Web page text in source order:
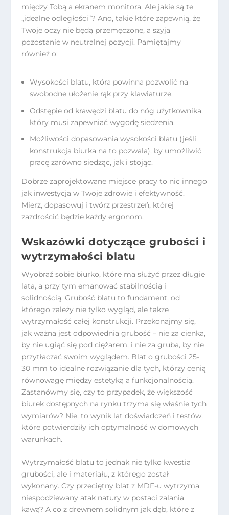
między Tobą a ekranem monitora. Ale jakie są te
„idealne odległości”? Ano, takie które zapewnią, że
Twoje oczy nie będą przemęczone, a szyja
pozostanie w neutralnej pozycji. Pamiętajmy
również o:
Wysokości blatu, która powinna pozwolić na
swobodne ułożenie rąk przy klawiaturze.
Odstępie od krawędzi blatu do nóg użytkownika,
który musi zapewniać wygodę siedzenia.
Możliwości dopasowania wysokości blatu (jeśli
konstrukcja biurka na to pozwala), by umożliwić
pracę zarówno siedząc, jak i stojąc.
Dobrze zaprojektowane miejsce pracy to nic innego
jak inwestycja w Twoje zdrowie i efektywność.
Mierz, dopasowuj i twórz przestrzeń, której
zazdrościć będzie każdy ergonom.
Wskazówki dotyczące grubości i
wytrzymałości blatu
Wyobraź sobie biurko, które ma służyć przez długie
lata, a przy tym emanować stabilnością i
solidnością. Grubość blatu to fundament, od
którego zależy nie tylko wygląd, ale także
wytrzymałość całej konstrukcji. Przekonajmy się,
jak ważna jest odpowiednia grubość – nie za cienka,
by nie ugiąć się pod ciężarem, i nie za gruba, by nie
przytłaczać swoim wyglądem. Blat o grubości 25-
30 mm to idealne rozwiązanie dla tych, którzy cenią
równowagę między estetyką a funkcjonalnością.
Zastanówmy się, czy to przypadek, że większość
biurek dostępnych na rynku trzyma się właśnie tych
wymiarów? Nie, to wynik lat doświadczeń i testów,
które potwierdziły ich optymalność w domowych
warunkach.
Wytrzymałość blatu to jednak nie tylko kwestia
grubości, ale i materiału, z którego został
wykonany. Czy przeciętny blat z MDF-u wytrzyma
niespodziewany atak natury w postaci zalania
kawą? A co z drewnem solidnym jak dąb, które z